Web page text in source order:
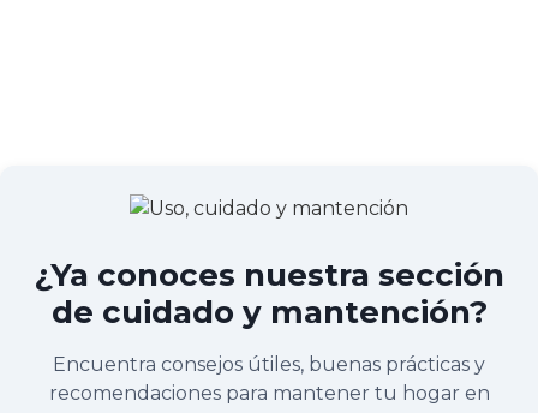
¿Ya conoces nuestra sección
de cuidado y mantención?
Encuentra consejos útiles, buenas prácticas y
recomendaciones para mantener tu hogar en